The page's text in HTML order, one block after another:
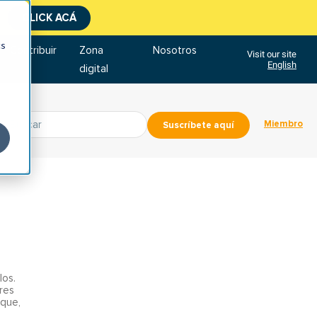
CLICK ACÁ
Contribuir
Zona
digital
Nosotros
Visit our site
English
Suscríbete aquí Miembro